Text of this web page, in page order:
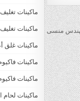
ماكينات
ماكينات
ماكينات غلق
ماكينات
ماكينات
ماكينات